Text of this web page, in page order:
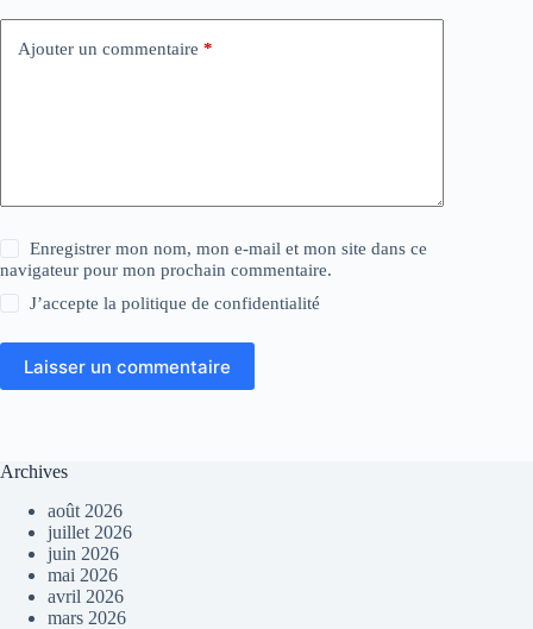
Ajouter un commentaire *
Enregistrer mon nom, mon e-mail et mon site dans ce
navigateur pour mon prochain commentaire.
J’accepte lapolitique de confidentialité
Laisser un commentaire
Archives
août 2026
juillet 2026
juin 2026
mai 2026
avril 2026
mars 2026